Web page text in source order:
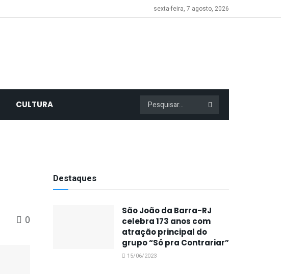
sexta-feira, 7 agosto, 2026
CULTURA
0
Destaques
São João da Barra-RJ
celebra 173 anos com
atração principal do
grupo “Só pra Contrariar”
15/06/2023